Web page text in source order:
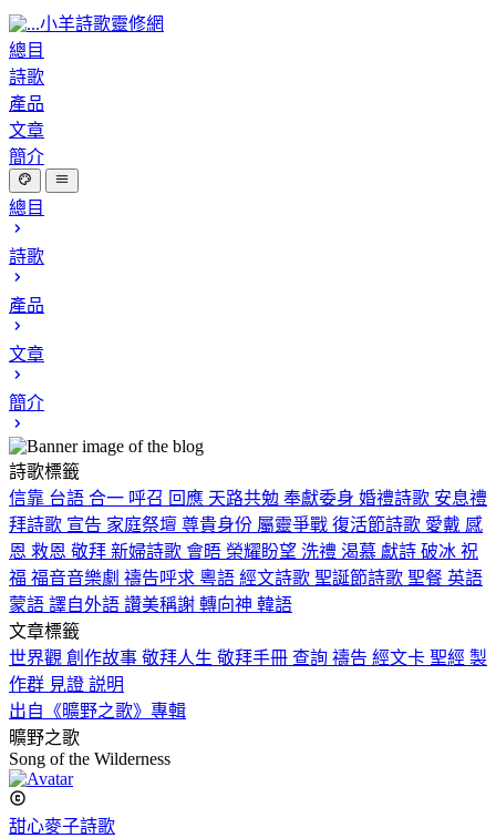
小羊詩歌靈修網
總目
詩歌
產品
文章
簡介
總目
詩歌
產品
文章
簡介
詩歌標籤
信靠 台語 合一 呼召 回應 天路共勉 奉獻委身 婚禮詩歌 安息禮
拜詩歌 宣告 家庭祭壇 尊貴身份 屬靈爭戰 復活節詩歌 愛戴 感
恩 救恩 敬拜 新婦詩歌 會晤 榮耀盼望 洗禮 渴慕 獻詩 破冰 祝
福 福音音樂劇 禱告呼求 粵語 經文詩歌 聖誕節詩歌 聖餐 英語
蒙語 譯自外語 讚美稱謝 轉向神 韓語
文章標籤
世界觀 創作故事 敬拜人生 敬拜手冊 查詢 禱告 經文卡 聖經 製
作群 見證 説明
出自《曠野之歌》專輯
曠野之歌
Song of the Wilderness
甜心麥子詩歌